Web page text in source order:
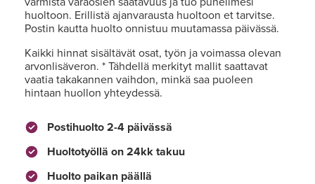
huoltoon. Erillistä ajanvarausta huoltoon et tarvitse.
Postin kautta huolto onnistuu muutamassa päivässä.
Kaikki hinnat sisältävät osat, työn ja voimassa olevan
arvonlisäveron. * Tähdellä merkityt mallit saattavat
vaatia takakannen vaihdon, minkä saa puoleen
hintaan huollon yhteydessä.
Postihuolto 2-4 päivässä
Huoltotyöllä on 24kk takuu
Huolto paikan päällä